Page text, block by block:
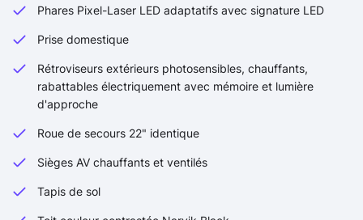
Phares Pixel-Laser LED adaptatifs avec signature LED
Prise domestique
Rétroviseurs extérieurs photosensibles, chauffants,
rabattables électriquement avec mémoire et lumière
d'approche
Roue de secours 22" identique
Sièges AV chauffants et ventilés
Tapis de sol